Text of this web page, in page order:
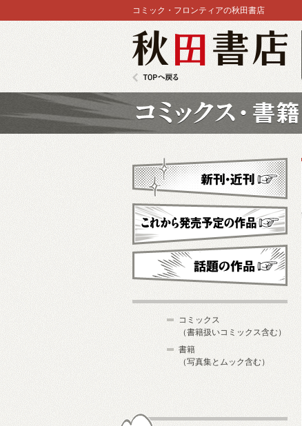
コミック・フロンティアの秋田書店
新刊・近刊
これから発売予定
コミックス
（書籍扱いコミックス含む）
書籍
（写真集とムック含む）